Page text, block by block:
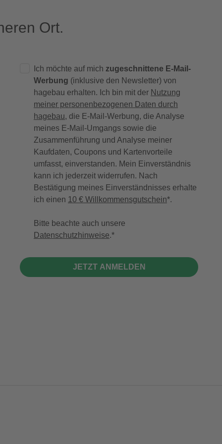
Ort.
Ich möchte auf mich zugeschnittene E-Mail-
Werbung (inklusive den Newsletter) von
hagebau erhalten. Ich bin mit der Nutzung
meiner personenbezogenen Daten durch
hagebau, die E-Mail-Werbung, die Analyse
meines E-Mail-Umgangs sowie die
Zusammenführung und Analyse meiner
Kaufdaten, Coupons und Kartenvorteile
umfasst, einverstanden. Mein Einverständnis
kann ich jederzeit widerrufen. Nach
Bestätigung meines Einverständnisses erhalte
ich einen 10 € Willkommensgutschein*.
Bitte beachte auch unsere
Datenschutzhinweise.
JETZT ANMELDEN